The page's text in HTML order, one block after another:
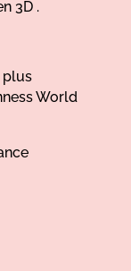
3D .
plus
World